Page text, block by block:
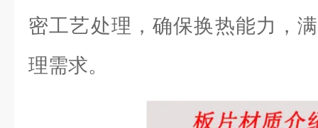
密工艺处理，确保换热能力，
理需求。